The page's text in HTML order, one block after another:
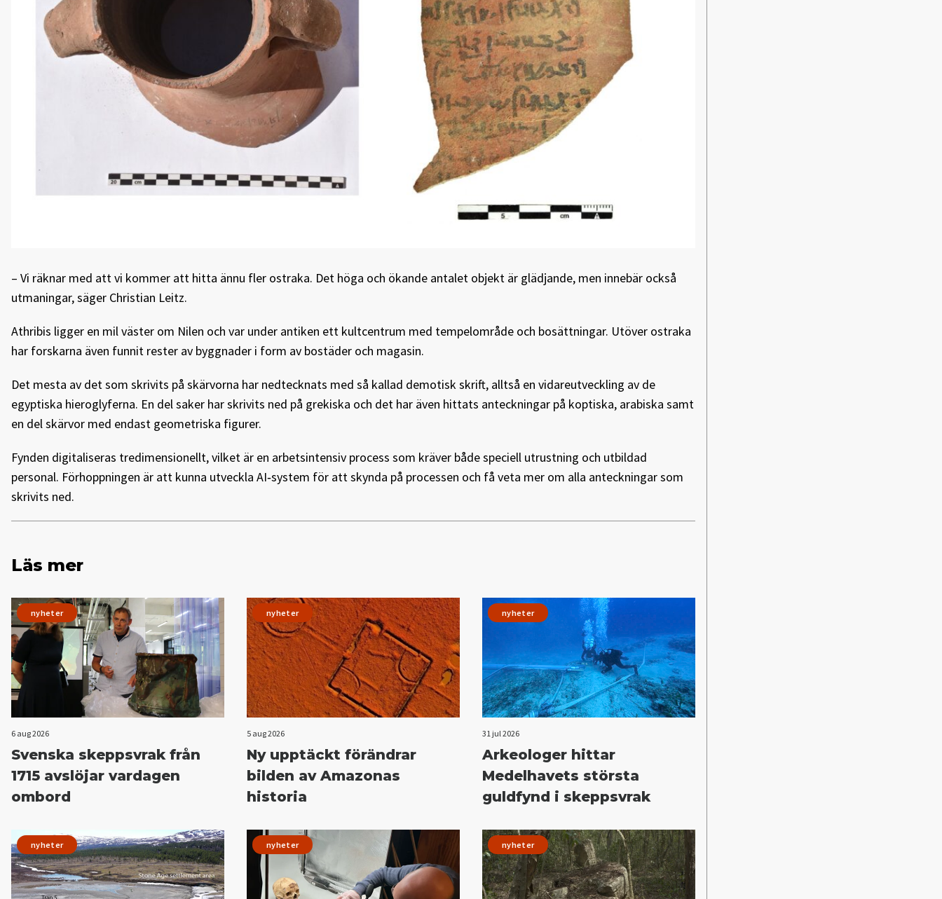
– Vi räknar med att vi kommer att hitta ännu fler ostraka. Det höga och ökande antalet objekt är glädjande, men innebär också
utmaningar, säger Christian Leitz.
Athribis ligger en mil väster om Nilen och var under antiken ett kultcentrum med tempelområde och bosättningar. Utöver ostraka
har forskarna även funnit rester av byggnader i form av bostäder och magasin.
Det mesta av det som skrivits på skärvorna har nedtecknats med så kallad demotisk skrift, alltså en vidareutveckling av de
egyptiska hieroglyferna. En del saker har skrivits ned på grekiska och det har även hittats anteckningar på koptiska, arabiska samt
en del skärvor med endast geometriska figurer.
Fynden digitaliseras tredimensionellt, vilket är en arbetsintensiv process som kräver både speciell utrustning och utbildad
personal. Förhoppningen är att kunna utveckla AI‑system för att skynda på processen och få veta mer om alla anteckningar som
skrivits ned.
Läs mer
nyheter
6 aug 2026
Svenska skeppsvrak från
1715 avslöjar vardagen
ombord
nyheter
5 aug 2026
Ny upptäckt förändrar
bilden av Amazonas
historia
nyheter
31 jul 2026
Arkeologer hittar
Medelhavets största
guldfynd i skeppsvrak
nyheter nyheter nyheter